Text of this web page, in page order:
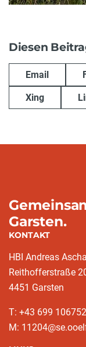
Diesen
Email
Xing
Garsten.
KONTAKT
HBI Andreas
Reithofferstraße
4451 Garsten
T: ‭+43 699
M: